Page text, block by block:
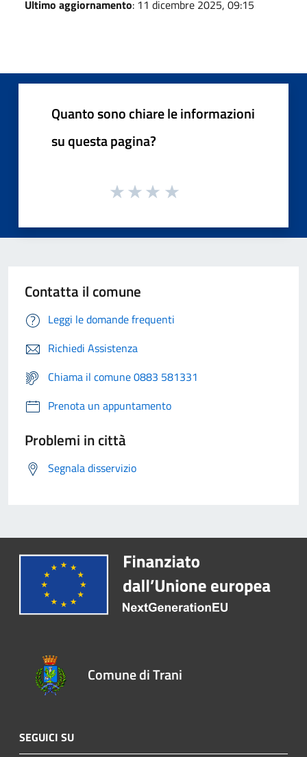
Ultimo aggiornamento: 11 dicembre 2025, 09:15
Quanto sono chiare le informazioni
su questa pagina?
Contatta il comune
Leggi le domande frequenti
Richiedi Assistenza
Chiama il comune 0883 581331
Prenota un appuntamento
Problemi in città
Segnala disservizio
Comune di Trani
SEGUICI SU